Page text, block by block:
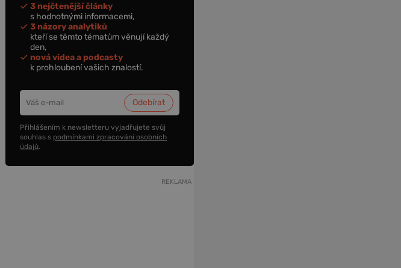
3 nejčtenější články
s hodnotnými informacemi,
3 názory analytiků
kteří se těmto tématům věnují každý
den,
nová videa a podcasty
k prohloubení vašich znalostí.
Přihlášením k newsletteru vyjadřujete svůj
souhlas s podmínkami zpracování osobních
údajů.
REKLAMA